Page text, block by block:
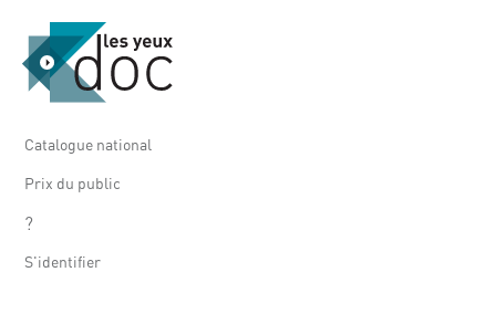
Catalogue national
Prix du public
?
S'identifier